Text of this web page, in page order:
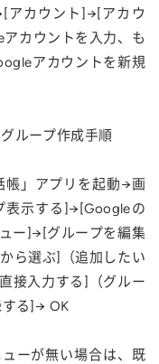
アカウント]→[アカウ
カウントを入力、も
アカウントを新規
ループ作成手順
帳」アプリを起動→画
示する]→[Googleの
ー]→[グループを編集
ら選ぶ]（追加したい
接入力する]（グルー
する]→ OK
ーが無い場合は、既